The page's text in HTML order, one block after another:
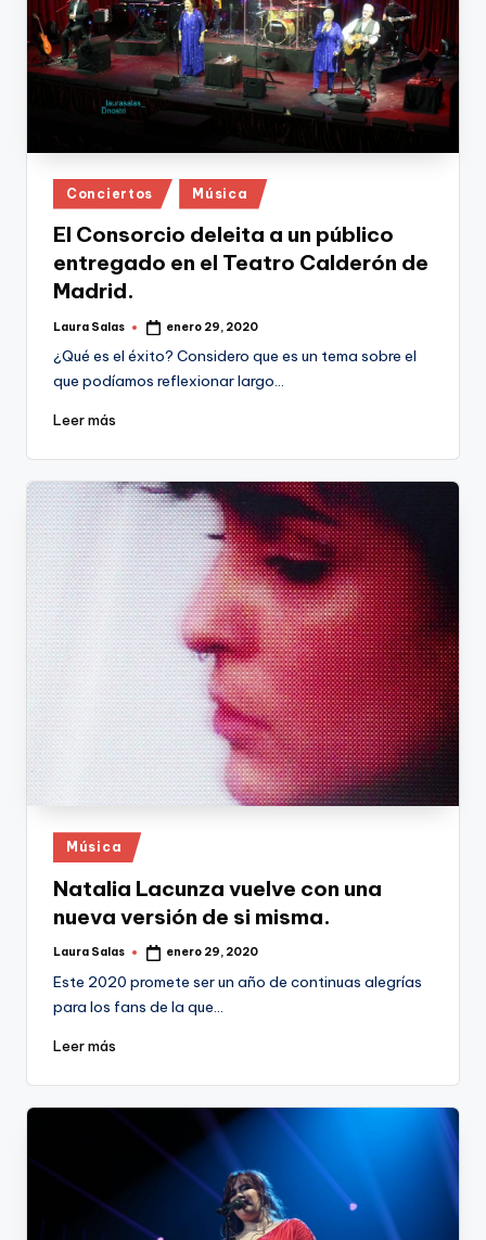
Publicado
en
Conciertos Música
El Consorcio deleita a un público
entregado en el Teatro Calderón de
Madrid.
Publicado
Laura Salas enero 29, 2020
¿Qué es el éxito? Considero que es un tema sobre el
que podíamos reflexionar largo…
Leer más
Publicado
en
Música
Natalia Lacunza vuelve con una
nueva versión de si misma.
Publicado
Laura Salas enero 29, 2020
Este 2020 promete ser un año de continuas alegrías
para los fans de la que…
Leer más